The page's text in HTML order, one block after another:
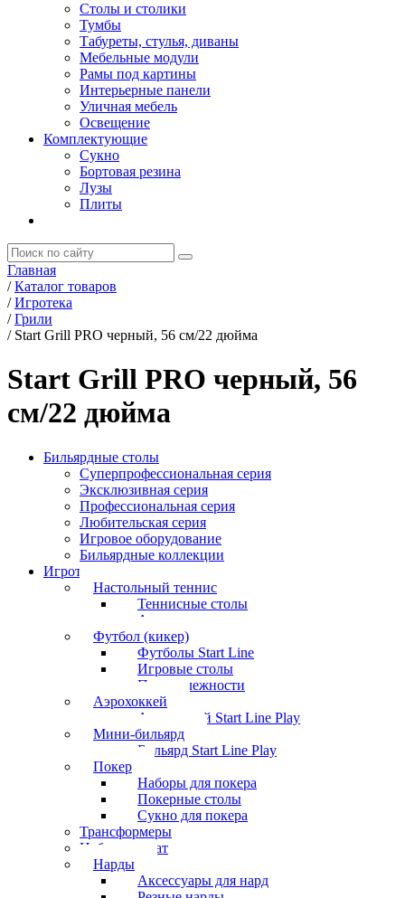
Столы и столики
Тумбы
Табуреты, стулья, диваны
Мебельные модули
Рамы под картины
Интерьерные панели
Уличная мебель
Освещение
Комплектующие
Сукно
Бортовая резина
Лузы
Плиты
Главная
/ Каталог товаров
/ Игротека
/ Грили
/ Start Grill PRO черный, 56 см/22 дюйма
Start Grill PRO черный, 56
см/22 дюйма
Бильярдные столы
Суперпрофессиональная серия
Эксклюзивная серия
Профессиональная серия
Любительская серия
Игровое оборудование
Бильярдные коллекции
Игротека
Настольный теннис
Теннисные столы
Аксессуары
Футбол (кикер)
Футболы Start Line
Игровые столы
Принадлежности
Аэрохоккей
Аэрохоккей Start Line Play
Мини-бильярд
Бильярд Start Line Play
Покер
Наборы для покера
Покерные столы
Сукно для покера
Трансформеры
Набор шахмат
Нарды
Аксессуары для нард